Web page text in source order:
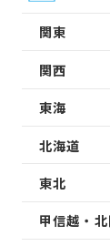
関東
関西
東海
北海道
東北
甲信越・